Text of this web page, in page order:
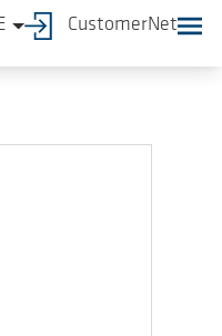
CustomerNet
geben.